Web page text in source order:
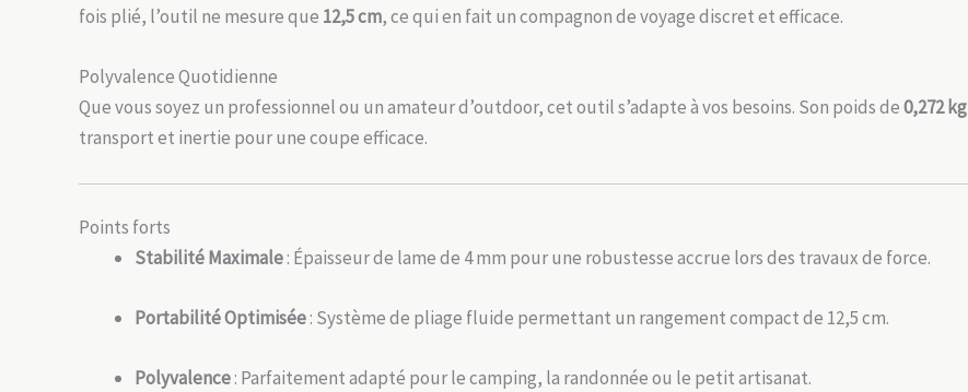
fois plié, l’outil ne mesure que 12,5 cm, ce qui en fait un compagnon de voyage discret et efficace.
Polyvalence Quotidienne
Que vous soyez un professionnel ou un amateur d’outdoor, cet outil s’adapte à vos besoins. Son poids de0,272 kg
transport et inertie pour une coupe efficace.
Points forts
Stabilité Maximale: Épaisseur de lame de 4 mm pour une robustesse accrue lors des travaux de force.
Portabilité Optimisée: Système de pliage fluide permettant un rangement compact de 12,5 cm.
Polyvalence: Parfaitement adapté pour le camping, la randonnée ou le petit artisanat.